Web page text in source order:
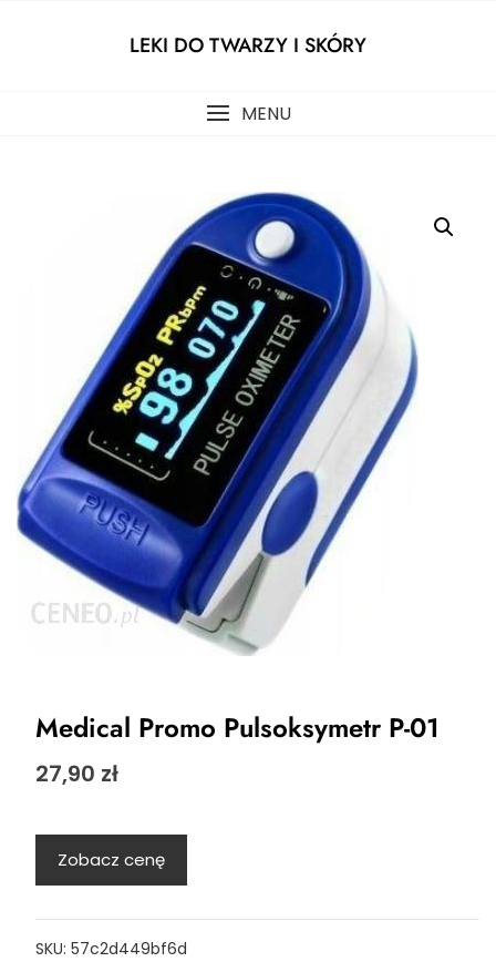
LEKI DO TWARZY I SKÓRY
MENU
Medical Promo Pulsoksymetr P-01
27,90 zł
Zobacz cenę
SKU: 57c2d449bf6d